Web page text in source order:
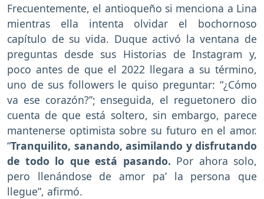
Frecuentemente, el antioqueño si menciona a Lina
mientras ella intenta olvidar el bochornoso
capítulo de su vida. Duque activó la ventana de
preguntas desde sus Historias de Instagram y,
poco antes de que el 2022 llegara a su término,
uno de sus followers le quiso preguntar: “¿Cómo
va ese corazón?”; enseguida, el reguetonero dio
cuenta de que está soltero, sin embargo, parece
mantenerse optimista sobre su futuro en el amor.
“Tranquilito, sanando, asimilando y disfrutando
de todo lo que está pasando. Por ahora solo,
pero llenándose de amor pa’ la persona que
llegue”, afirmó.